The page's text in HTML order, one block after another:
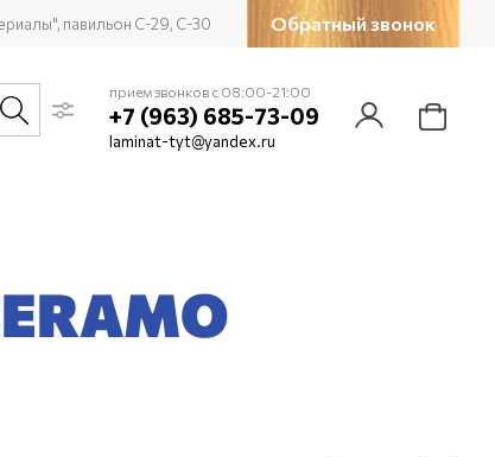
павильон С-29, С-30 Обратный звонок
прием звонков с 08:00-21:00
+7 (963) 685-73-09
laminat-tyt@yandex.ru